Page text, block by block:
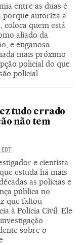
entre as duas é
porque autoriza a
coloca quem está
aliado da
e enganosa
mais próximo
policial do que
policial
tudo errado
não tem
EDT
e cientista
estuda há mais
as polícias e
pública no
que faltou
à Polícia Civil. Ele
sobre o